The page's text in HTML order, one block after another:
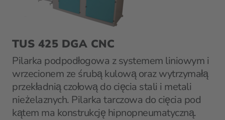
TUS 425 DGA CNC
Pilarka podpodłogowa z systemem liniowym i
wrzecionem ze śrubą kulową oraz wytrzymałą
przekładnią czołową do cięcia stali i metali
nieżelaznych. Pilarka tarczowa do cięcia pod
kątem ma konstrukcję hipnopneumatyczną.